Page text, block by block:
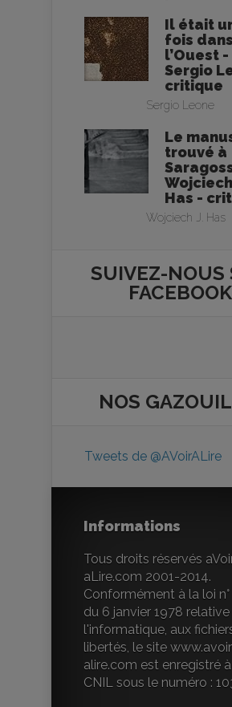
Il était
fois dans
l’Ouest -
Sergio
critique
Sergio Leone
Le
trouvé à
Wojciech
Has -
Wojciech J. Has
SUIVEZ-NOUS
FACEBOOK
NOS
Tweets de @AVoirALire
Informations
Tous droits réservés
aLire.com 2001-2014.
Conformément à la loi
du 6 janvier 1978 relative
l'informatique, aux
libertés, le site
alire.com est enregistré
CNIL sous le numéro :